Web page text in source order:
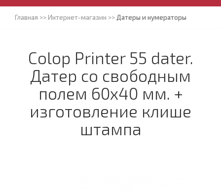
Главная >>Интернет-магазин >> Датеры и нумераторы
Colop Printer 55 dater.
Датер со свободным
полем 60х40 мм. +
изготовление клише
штампа